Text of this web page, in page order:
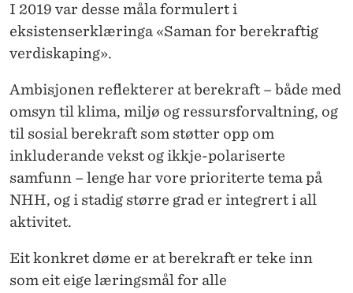
B
E
E
K
R
A
F
T
I 2019 var desse måla formulert i
eksistenserklæringa «Saman for berekraftig
verdiskaping».
Ambisjonen reflekterer at berekraft – både med
omsyn til klima, miljø og ressursforvaltning, og
til sosial berekraft som støtter opp om
inkluderande vekst og ikkje-polariserte
samfunn – lenge har vore prioriterte tema på
NHH, og i stadig større grad er integrert i all
aktivitet.
Eit konkret døme er at berekraft er teke inn
som eit eige læringsmål for alle